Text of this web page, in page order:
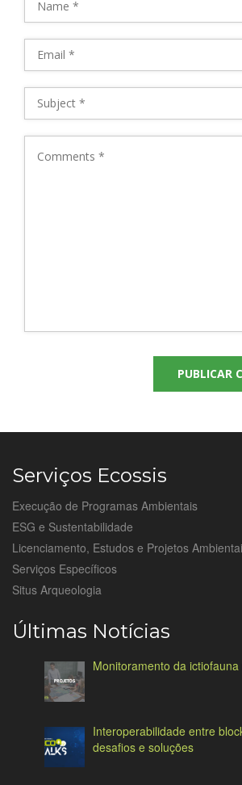
Serviços Ecossis
Execução de Programas Ambientais
ESG e Sustentabilidade
Licenciamento, Estudos e Projetos
Serviços Específicos
Situs Arqueologia
Últimas Notícias
Monitoramento da
Interoperabilidade entre
desafios e soluções